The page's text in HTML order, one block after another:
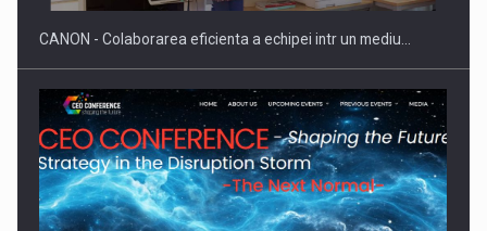
CANON - Colaborarea eficienta a echipei intr un mediu…